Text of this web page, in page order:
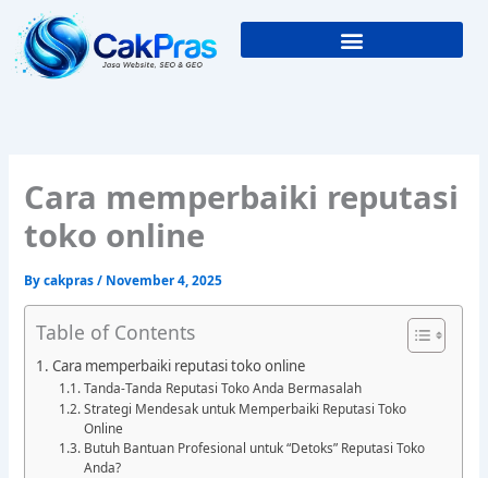
content
Cara memperbaiki reputasi
toko online
Bycakpras/ November 4, 2025
Table of Contents
Cara memperbaiki reputasi toko online
Tanda-Tanda Reputasi Toko Anda Bermasalah
Strategi Mendesak untuk Memperbaiki Reputasi Toko
Online
Butuh Bantuan Profesional untuk “Detoks” Reputasi Toko
Anda?